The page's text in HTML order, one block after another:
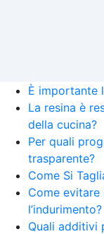
È importante
La resina è
della cucina?
Per quali
trasparente?
Come Si
Come
l’indurimento?
Quali additivi